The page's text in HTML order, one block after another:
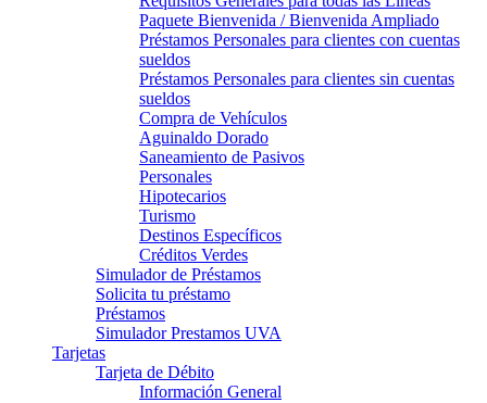
Paquete Bienvenida / Bienvenida Ampliado
Préstamos Personales para clientes con cuentas
sueldos
Préstamos Personales para clientes sin cuentas
sueldos
Compra de Vehículos
Aguinaldo Dorado
Saneamiento de Pasivos
Personales
Hipotecarios
Turismo
Destinos Específicos
Créditos Verdes
Simulador de Préstamos
Solicita tu préstamo
Préstamos
Simulador Prestamos UVA
Tarjetas
Tarjeta de Débito
Información General